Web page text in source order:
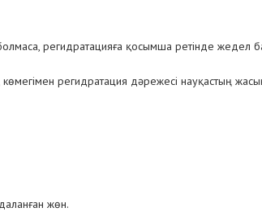
регидратацияға қосымша ретінде жедел
регидратация дәрежесі науқастың
жөн.